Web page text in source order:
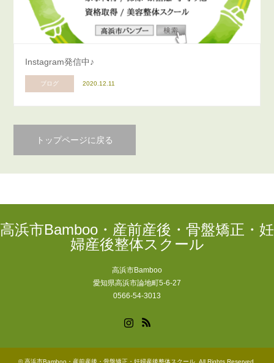
Instagram発信中♪
ブログ 2020.12.11
トップページに戻る
高浜市Bamboo・産前産後・骨盤矯正・妊
婦産後整体スクール
高浜市Bamboo
愛知県高浜市論地町5-6-27
0566-54-3013
©高浜市Bamboo・産前産後・骨盤矯正・妊婦産後整体スクール . All Rights Reserved.